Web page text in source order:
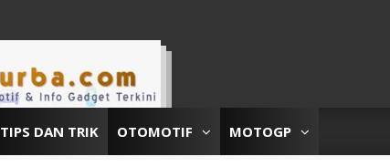
TIPS DAN TRIK OTOMOTIF MOTOGP